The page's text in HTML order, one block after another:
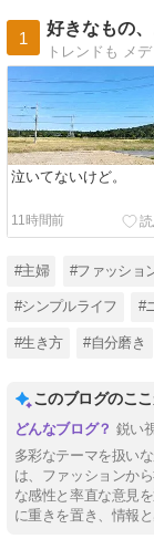
1
好きなもの
泣いてないけど。
11時間前
#主婦 #ファッショ
#シンプルライフ #
#生き方 #自分磨き
このブログのこ
鋭い
多彩なテーマを扱い
は、ファッションか
な感性と率直な意見
に重きを置き、情報